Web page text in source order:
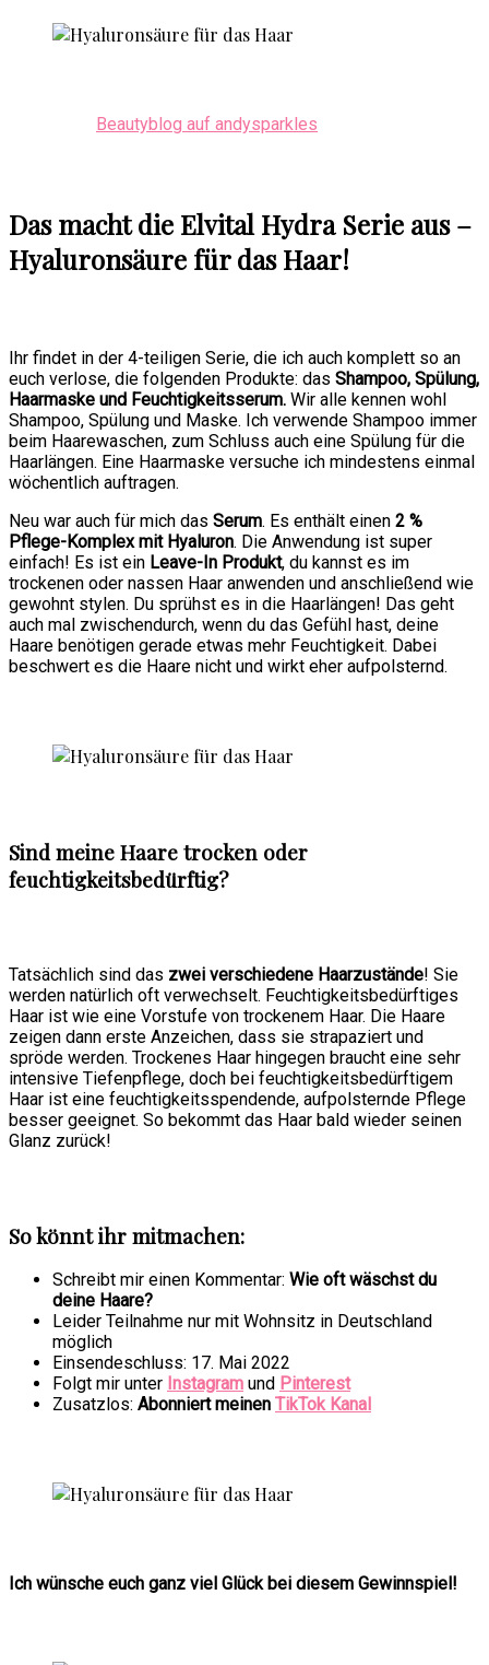
Beautyblog auf andysparkles
Das macht die Elvital Hydra Serie aus –
Hyaluronsäure für das Haar!
Ihr findet in der 4-teiligen Serie, die ich auch komplett so an
euch verlose, die folgenden Produkte: das Shampoo, Spülung,
Haarmaske und Feuchtigkeitsserum. Wir alle kennen wohl
Shampoo, Spülung und Maske. Ich verwende Shampoo immer
beim Haarewaschen, zum Schluss auch eine Spülung für die
Haarlängen. Eine Haarmaske versuche ich mindestens einmal
wöchentlich auftragen.
Neu war auch für mich das Serum. Es enthält einen 2 %
Pflege-Komplex mit Hyaluron. Die Anwendung ist super
einfach! Es ist ein Leave-In Produkt, du kannst es im
trockenen oder nassen Haar anwenden und anschließend wie
gewohnt stylen. Du sprühst es in die Haarlängen! Das geht
auch mal zwischendurch, wenn du das Gefühl hast, deine
Haare benötigen gerade etwas mehr Feuchtigkeit. Dabei
beschwert es die Haare nicht und wirkt eher aufpolsternd.
Sind meine Haare trocken oder
feuchtigkeitsbedürftig?
Tatsächlich sind das zwei verschiedene Haarzustände! Sie
werden natürlich oft verwechselt. Feuchtigkeitsbedürftiges
Haar ist wie eine Vorstufe von trockenem Haar. Die Haare
zeigen dann erste Anzeichen, dass sie strapaziert und
spröde werden. Trockenes Haar hingegen braucht eine sehr
intensive Tiefenpflege, doch bei feuchtigkeitsbedürftigem
Haar ist eine feuchtigkeitsspendende, aufpolsternde Pflege
besser geeignet. So bekommt das Haar bald wieder seinen
Glanz zurück!
So könnt ihr mitmachen:
Schreibt mir einen Kommentar: Wie oft wäschst du
deine Haare?
Leider Teilnahme nur mit Wohnsitz in Deutschland
möglich
Einsendeschluss: 17. Mai 2022
Folgt mir unter Instagram und Pinterest
Zusatzlos: Abonniert meinen TikTok Kanal
Ich wünsche euch ganz viel Glück bei diesem Gewinnspiel!